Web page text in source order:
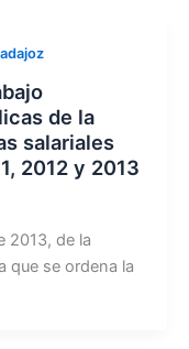
de la
salariales
2012 y 2013
2013, de la
que se ordena la